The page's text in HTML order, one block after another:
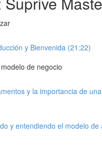
y Bienvenida (21:22)
de negocio
y la importancia de
y entendiendo el modelo de